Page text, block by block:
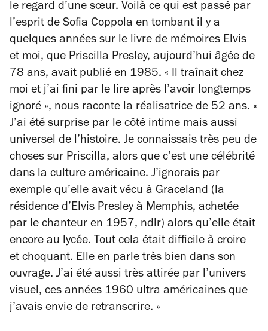
le regard d’une sœur. Voilà ce qui est passé par
l’esprit de Sofia Coppola en tombant il y a
quelques années sur le livre de mémoires Elvis
et moi, que Priscilla Presley, aujourd’hui âgée de
78 ans, avait publié en 1985. « Il traînait chez
moi et j’ai fini par le lire après l’avoir longtemps
ignoré », nous raconte la réalisatrice de 52 ans. «
J’ai été surprise par le côté intime mais aussi
universel de l’histoire. Je connaissais très peu de
choses sur Priscilla, alors que c’est une célébrité
dans la culture américaine. J’ignorais par
exemple qu’elle avait vécu à Graceland (la
résidence d’Elvis Presley à Memphis, achetée
par le chanteur en 1957, ndlr) alors qu’elle était
encore au lycée. Tout cela était difficile à croire
et choquant. Elle en parle très bien dans son
ouvrage. J’ai été aussi très attirée par l’univers
visuel, ces années 1960 ultra américaines que
j’avais envie de retranscrire. »